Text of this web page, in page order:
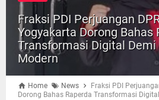
Fraksi PDI Perjuangan
Yogyakarta Dorong Bahas
Transformasi Digital
Modern
Home News
Fraksi PDI
Dorong Bahas Raperda Transformasi